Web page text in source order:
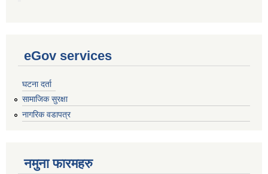
eGov services
घटना दर्ता
सामाजिक सुरक्षा
नागरिक वडापत्र
नमुना फारमहरु